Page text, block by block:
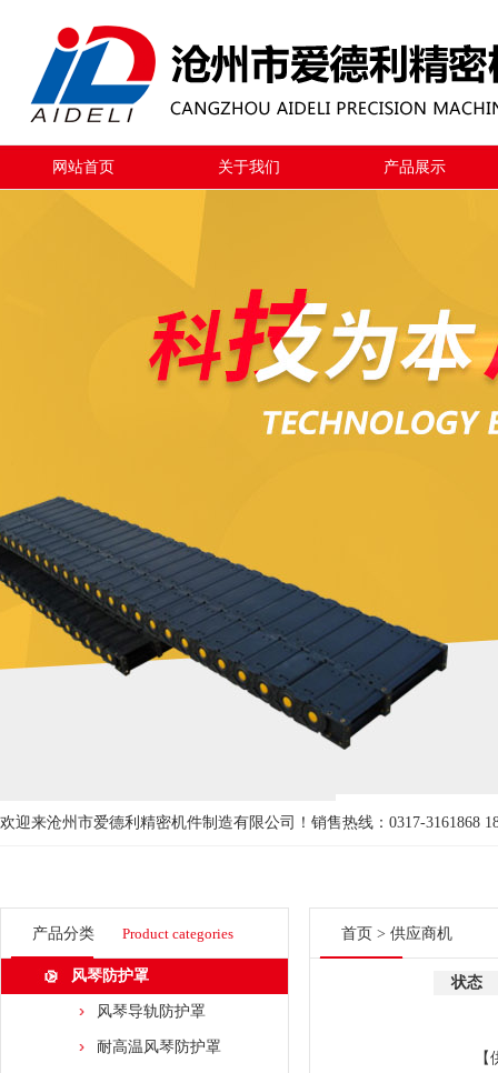
网站首页 关于我们 产品展示
欢迎来沧州市爱德利精密机件制造有限公司！ 销售热线：0317-3161868
产品分类 Product categories
风琴防护罩
风琴导轨防护罩
耐高温风琴防护罩
首页 > 供应商机
状态